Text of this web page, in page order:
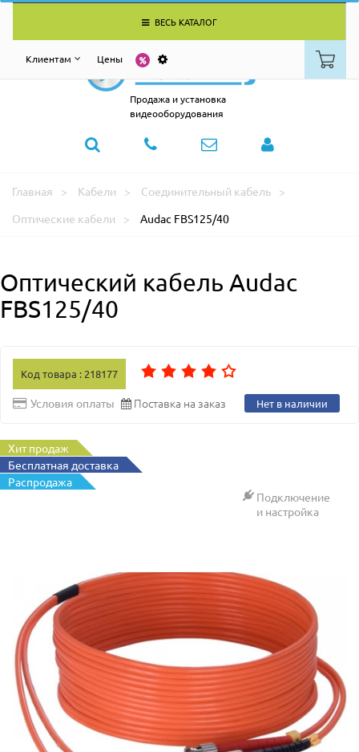
ВЕСЬ КАТАЛОГ
Клиентам Цены
Продажа и установка
видеооборудования
Главная Кабели
Соединительный кабель
Оптические кабели
Audac FBS125/40
Оптический кабель Audac
FBS125/40
Код товара : 218177
Условия оплаты Поставка на заказ Нет в наличии
Хит продаж
Бесплатная доставка
Распродажа
Подключение
и настройка